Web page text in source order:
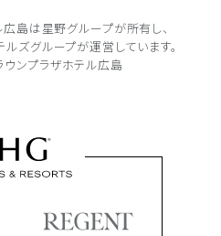
広島は星野グループが所有し、
ルズグループが運営しています。
ンプラザホテル広島